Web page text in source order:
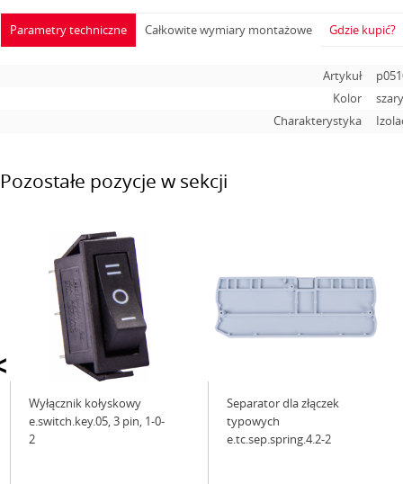
Parametry techniczne
Artykuł
Kolor
Charakterystyka
Całkowite wymiary montażowe Gdzie kupić?
Pozostałe pozycje w sekcji
Wyłącznik kołyskowy
e.switch.key.05, 3 pin, 1-0-
2
Separator dla złączek
typowych
e.tc.sep.spring.4.2-2